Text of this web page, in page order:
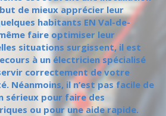
de mieux apprécier leur
habitants EN Val-de-
faire optimiser leur
situations surgissent, il est
à un électricien spécialisé
correctement de votre
Néanmoins, il n’est pas facile de
sérieux pour faire des
ou pour une aide rapide.